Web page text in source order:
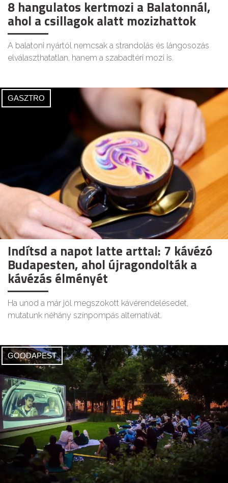
8 hangulatos kertmozi a Balatonnál,
ahol a csillagok alatt mozizhattok
A balatoni nyártól nemcsak a strandolás és lángosozás
elválaszthatatlan, hanem a szabadtéri mozi is.
GASZTRO
Indítsd a napot latte arttal: 7 kávézó
Budapesten, ahol újragondolták a
kávézás élményét
Ha unod a már jól megszokott kávérendelésedet,
mutatunk néhány színpompás alternatívát.
GOODAPEST